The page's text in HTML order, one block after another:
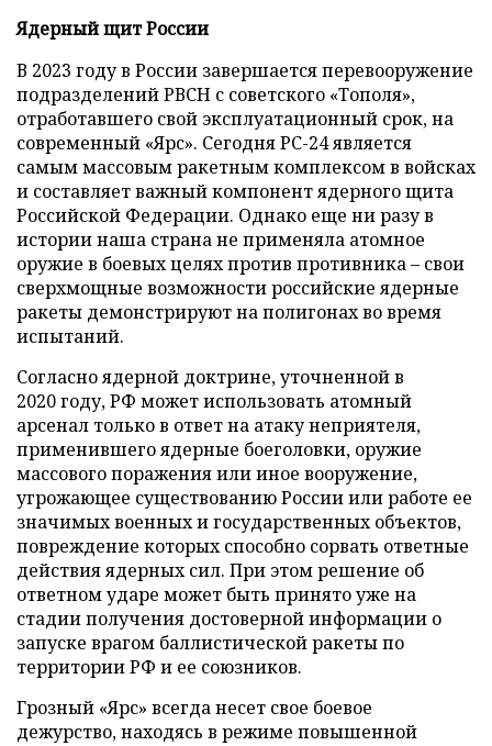
Ядерный щит России
В 2023 году в России завершается перевооружение
подразделений РВСН с советского «Тополя»,
отработавшего свой эксплуатационный срок, на
современный «Ярс». Сегодня РС-24 является
самым массовым ракетным комплексом в войсках
и составляет важный компонент ядерного щита
Российской Федерации. Однако еще ни разу в
истории наша страна не применяла атомное
оружие в боевых целях против противника – свои
сверхмощные возможности российские ядерные
ракеты демонстрируют на полигонах во время
испытаний.
Согласно ядерной доктрине, уточненной в
2020 году, РФ может использовать атомный
арсенал только в ответ на атаку неприятеля,
применившего ядерные боеголовки, оружие
массового поражения или иное вооружение,
угрожающее существованию России или работе ее
значимых военных и государственных объектов,
повреждение которых способно сорвать ответные
действия ядерных сил. При этом решение об
ответном ударе может быть принято уже на
стадии получения достоверной информации о
запуске врагом баллистической ракеты по
территории РФ и ее союзников.
Грозный «Ярс» всегда несет свое боевое
дежурство, находясь в режиме повышенной